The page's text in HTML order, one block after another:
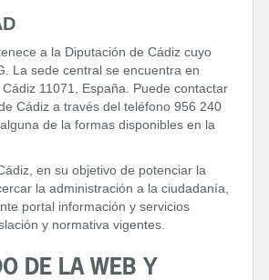
a la Diputación de Cádiz cuyo
La sede central se encuentra en
11071, España. Puede contactar
Cádiz a través del teléfono 956 240
de la formas disponibles en la
en su objetivo de potenciar la
la administración a la ciudadanía,
portal información y servicios
y normativa vigentes.
DE LA WEB Y